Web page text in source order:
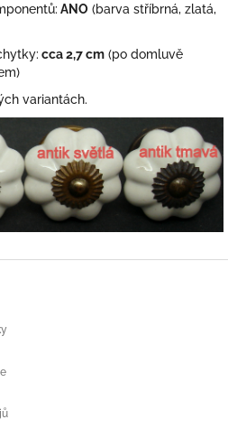
ANO (barva stříbrná, zlatá,
cca 2,7 cm (po domluvě
variantách.